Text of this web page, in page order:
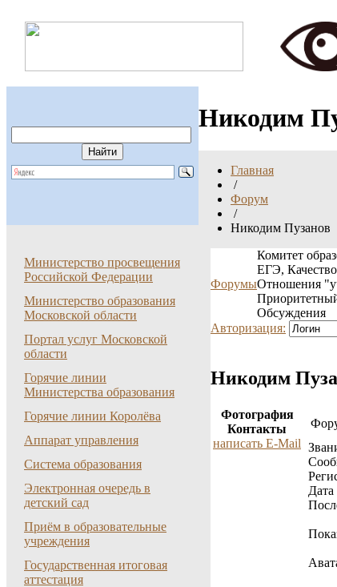
Никодим
Главная
/
Форум
/
Никодим Пузанов
Министерство просвещения
Российской Федерации
Министерство образования
Московской области
Портал услуг Московской
области
Горячие линии
Министерства образования
Горячие линии Королёва
Аппарат управления
Система образования
Электронная очередь в
детский сад
Приём в образовательные
учреждения
Государственная итоговая
аттестация
Форумы
Комитет
ЕГЭ,
Отношения
Обсуждения
Авторизация:
Никодим
Фотография
Контакты
написать E-Mail